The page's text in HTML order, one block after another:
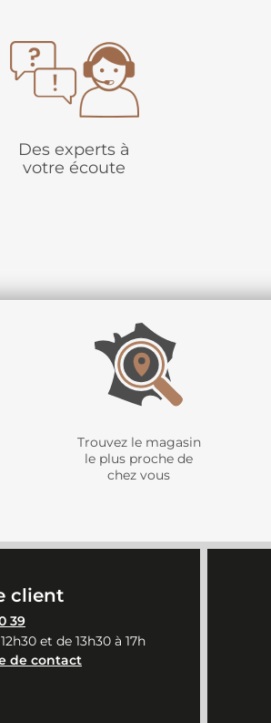
Des experts à
votre écoute
Trouvez le magasin
le plus proche de
chez vous
client
39
et de 13h30 à 17h
de contact